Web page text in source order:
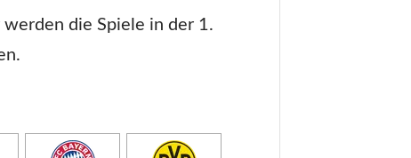
die Spiele in der 1.